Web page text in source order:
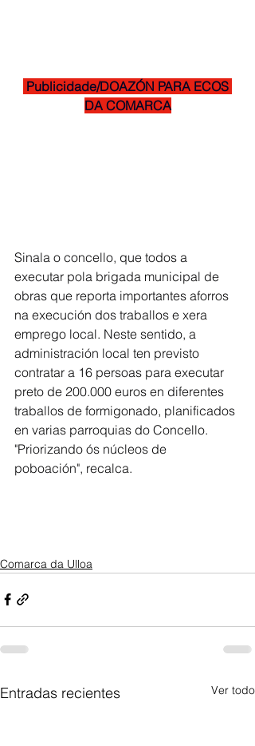
Publicidade/DOAZÓN PARA ECOS
DA COMARCA
Sinala o concello, que todos a
executar pola brigada municipal de
obras que reporta importantes aforros
na execución dos traballos e xera
emprego local. Neste sentido, a
administración local ten previsto
contratar a 16 persoas para executar
preto de 200.000 euros en diferentes
traballos de formigonado, planificados
en varias parroquias do Concello.
"Priorizando ós núcleos de
poboación", recalca.
Comarca da Ulloa
Entradas recientes Ver todo